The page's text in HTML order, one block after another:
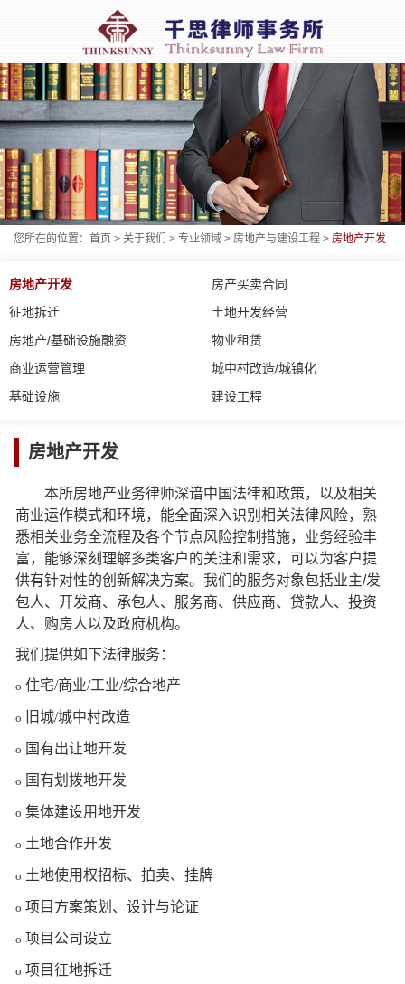
您所在的位置： 首页 > 关于我们 > 专业领域 > 房地产与建设工程 > 房地产开发
房地产开发
房产买卖合同
征地拆迁
土地开发经营
房地产/基础设施融资
物业租赁
商业运营管理
城中村改造/城镇化
基础设施
建设工程
房地产开发
本所房地产业务律师深谙中国法律和政策，以及相关
商业运作模式和环境，能全面深入识别相关法律风险，熟
悉相关业务全流程及各个节点风险控制措施，业务经验丰
富，能够深刻理解多类客户的关注和需求，可以为客户提
供有针对性的创新解决方案。我们的服务对象包括业主/发
包人、开发商、承包人、服务商、供应商、贷款人、投资
人、购房人以及政府机构。
我们提供如下法律服务：
o 住宅/商业/工业/综合地产
o 旧城/城中村改造
o 国有出让地开发
o 国有划拨地开发
o 集体建设用地开发
o 土地合作开发
o 土地使用权招标、拍卖、挂牌
o 项目方案策划、设计与论证
o 项目公司设立
o 项目征地拆迁